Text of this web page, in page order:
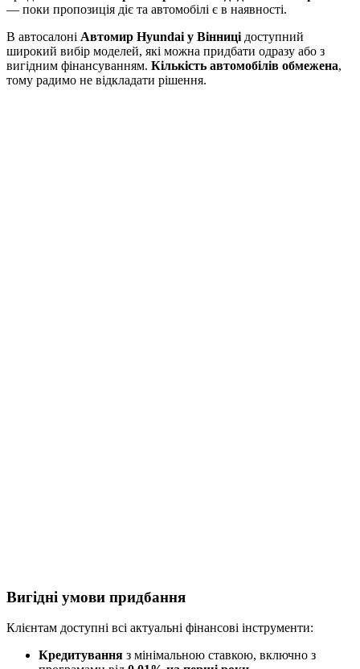
— поки пропозиція діє та автомобілі є в наявності.
В автосалоні Автомир Hyundai у Вінниці доступний
широкий вибір моделей, які можна придбати одразу або з
вигідним фінансуванням. Кількість автомобілів обмежена,
тому радимо не відкладати рішення.
Вигідні умови придбання
Клієнтам доступні всі актуальні фінансові інструменти:
Кредитування з мінімальною ставкою, включно з